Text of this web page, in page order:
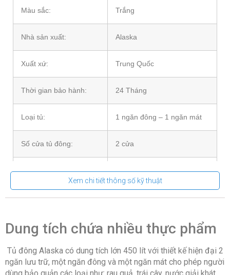
Màu sắc: Trắng
Nhà sản xuất: Alaska
Xuất xứ: Trung Quốc
Thời gian bảo hành: 24 Tháng
Loại tủ: 1 ngăn đông – 1 ngăn mát
Số cửa tủ đông: 2 cửa
Dung tích: 450 lít
Số ngăn tủ đông: 2 ngăn đông, mát
Công suất: 120 W
Nhiệt độ ngăn đông: ≤-18°C
Xem chi tiết thông số kỹ thuật
Dung tích chứa nhiều thực phẩm
Tủ đông Alaska có dung tích lớn 450 lít với thiết kế hiện đại 2
ngăn lưu trữ, một ngăn đông và một ngăn mát cho phép người